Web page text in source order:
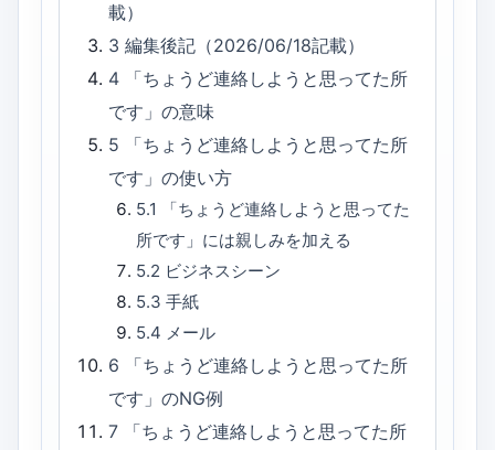
載）
3編集後記（2026/06/18記載）
4
「ちょうど連絡しようと思ってた所
です」の意味
5
「ちょうど連絡しようと思ってた所
です」の使い方
5.1
「ちょうど連絡しようと思ってた
所です」には親しみを加える
5.2 ビジネスシーン
5.3 手紙
5.4 メール
6
「ちょうど連絡しようと思ってた所
です」のNG例
7
「ちょうど連絡しようと思ってた所